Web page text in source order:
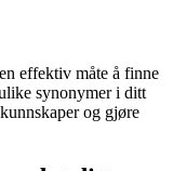
effektiv måte å finne
synonymer i ditt
og gjøre